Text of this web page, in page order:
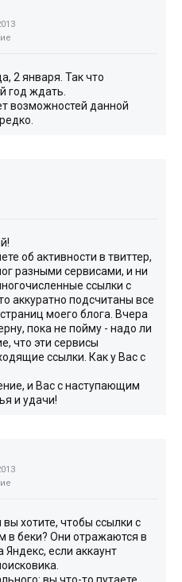
2 января. Так что
год ждать.
возможностей данной
об активности в твиттер,
разными сервисами, и ни
ссылки с
аккуратно подсчитаны все
моего блога. Вчера
пока не пойму - надо ли
что эти сервисы
ссылки. Как у Вас с
и Вас с наступающим
и удачи!
хотите, чтобы ссылки с
в беки? Они отражаются в
если аккаунт